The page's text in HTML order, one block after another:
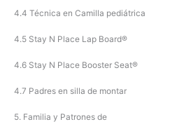
4.4 Técnica en Camilla pediátrica
4.5 Stay N Place Lap Board®
4.6 Stay N Place Booster Seat®
4.7 Padres en silla de montar
5. Familia y Patrones de